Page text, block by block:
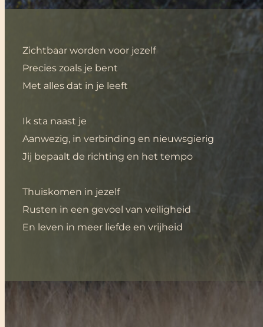
Zichtbaar worden voor jezelf
Precies zoals je bent
Met alles dat in je leeft
Ik sta naast je
Aanwezig, in verbinding en nieuwsgierig
Jij bepaalt de richting en het tempo
Thuiskomen in jezelf
Rusten in een gevoel van veiligheid
En leven in meer liefde en vrijheid